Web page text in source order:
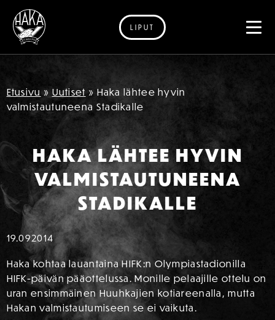
Siirry sisältöön
LIPUT
Etusivu » Uutiset » Haka lähtee hyvin
valmistautuneena Stadikalle
HAKA LÄHTEE HYVIN
VALMISTAUTUNEENA
STADIKALLE
19.092014
Haka kohtaa lauantaina HIFK:n Olympiastadionilla
HIFK-päivän pääottelussa. Monille pelaajille ottelu on
uran ensimmäinen Huuhkajien kotiareenalla, mutta
Hakan valmistautumiseen se ei vaikuta.